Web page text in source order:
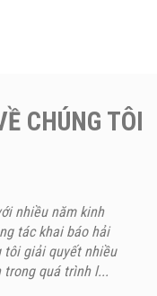
CHÚNG TÔI
nhiều năm kinh
tác khai báo hải
tôi giải quyết nhiều
trong quá trình l...